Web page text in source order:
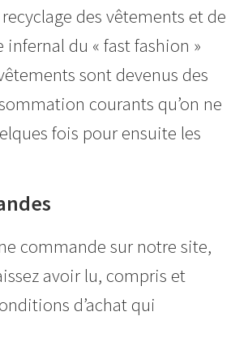
des vêtements et de
infernal du « fast fashion »
sont devenus des
courants qu’on ne
fois pour ensuite les
commande sur notre site,
avoir lu, compris et
d’achat qui